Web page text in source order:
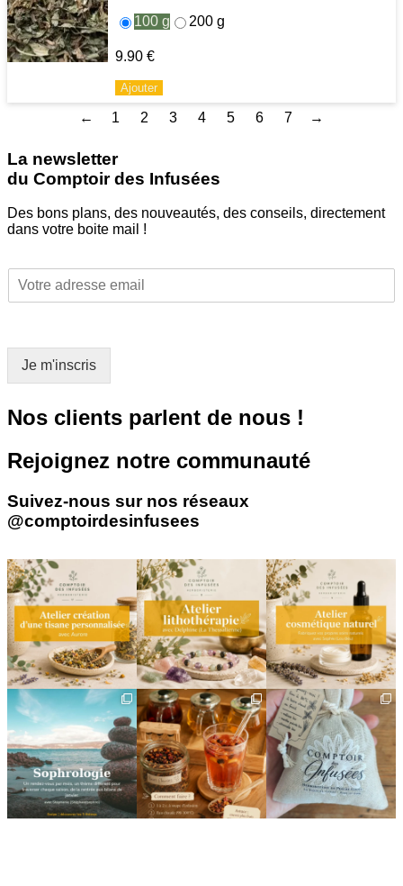
100 g 200 g
9.90 €
Ajouter
← 1 2 3 4 5 6 7 →
La newsletter
du Comptoir des Infusées
Des bons plans, des nouveautés, des conseils, directement
dans votre boite mail !
E
m
a
a
i
l
Je m'inscris
Nos clients parlent de nous !
Rejoignez notre communauté
Suivez-nous sur nos réseaux
@comptoirdesinfusees
🌿 Créez votre tisane sur-
mesure
Un...
8 0
🌿 Un bracelet
énergétique, juste pour
vous
...
2 0
🌿 Deux rendez-vous
cosmétiques avec Sophie
(Lou...
6 0
🌿 Cinq mois, cinq façons
de souffler
...
8 1
Deux visages, une même
philosophie 🌿
Le...
11 0
🎁 L`attention qui fait
plaisir — et qui vous...
24 2